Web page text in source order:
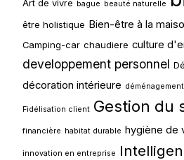
Art de vivre bague beauté naturelle
être holistique Bien-être à la
Camping-car chaudiere culture
developpement personnel
décoration intérieure déménagement
Fidélisation client Gestion du
financière habitat durable hygiène de
innovation en entreprise